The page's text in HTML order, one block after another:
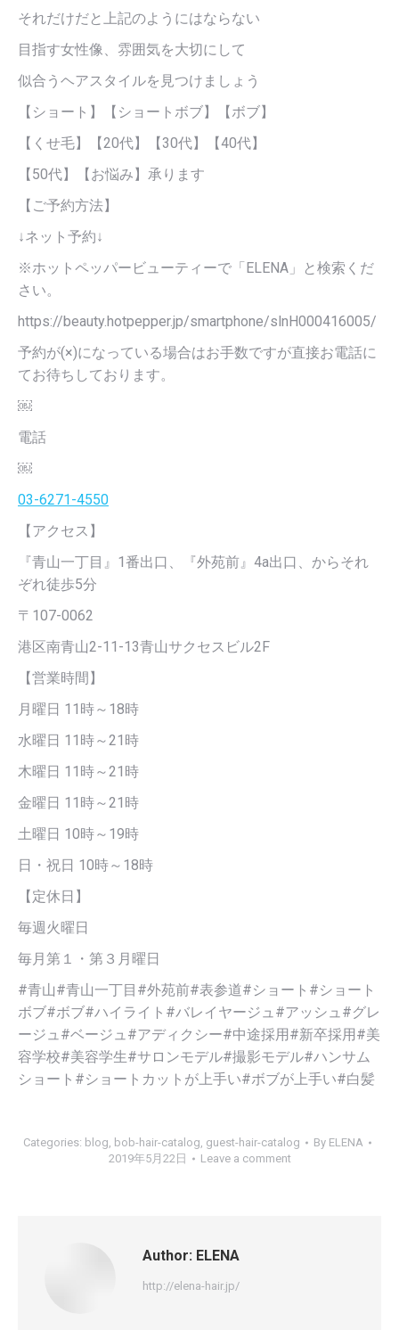
それだけだと上記のようにはならない
目指す女性像、雰囲気を大切にして
似合うヘアスタイルを見つけましょう
【ショート】【ショートボブ】【ボブ】
【くせ毛】【20代】【30代】【40代】
【50代】【お悩み】承ります
【ご予約方法】
↓ネット予約↓
※ホットペッパービューティーで「ELENA」と検索くだ
さい。
https://beauty.hotpepper.jp/smartphone/slnH000416005/
予約が(×)になっている場合はお手数ですが直接お電話に
てお待ちしております。
￼
電話
￼
03-6271-4550
【アクセス】
『青山一丁目』1番出口、『外苑前』4a出口、からそれ
ぞれ徒歩5分
〒107-0062
港区南青山2-11-13青山サクセスビル2F
【営業時間】
月曜日 11時～18時
水曜日 11時～21時
木曜日 11時～21時
金曜日 11時～21時
土曜日 10時～19時
日・祝日 10時～18時
【定休日】
毎週火曜日
毎月第１・第３月曜日
#青山#青山一丁目#外苑前#表参道#ショート#ショート
ボブ#ボブ#ハイライト#バレイヤージュ#アッシュ#グレ
ージュ#ベージュ#アディクシー#中途採用#新卒採用#美
容学校#美容学生#サロンモデル#撮影モデル#ハンサム
ショート#ショートカットが上手い#ボブが上手い#白髪
Categories: blog bob-hair-catalog guest-hair-catalog By ELENA
2019年5月22日
Leave a comment
Author: ELENA
http://elena-hair.jp/